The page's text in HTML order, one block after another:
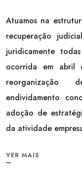
Atuamos na
recuperação
juridicamente
ocorrida em abril
reorganização
endividamento
adoção de
da atividade
VER MAIS